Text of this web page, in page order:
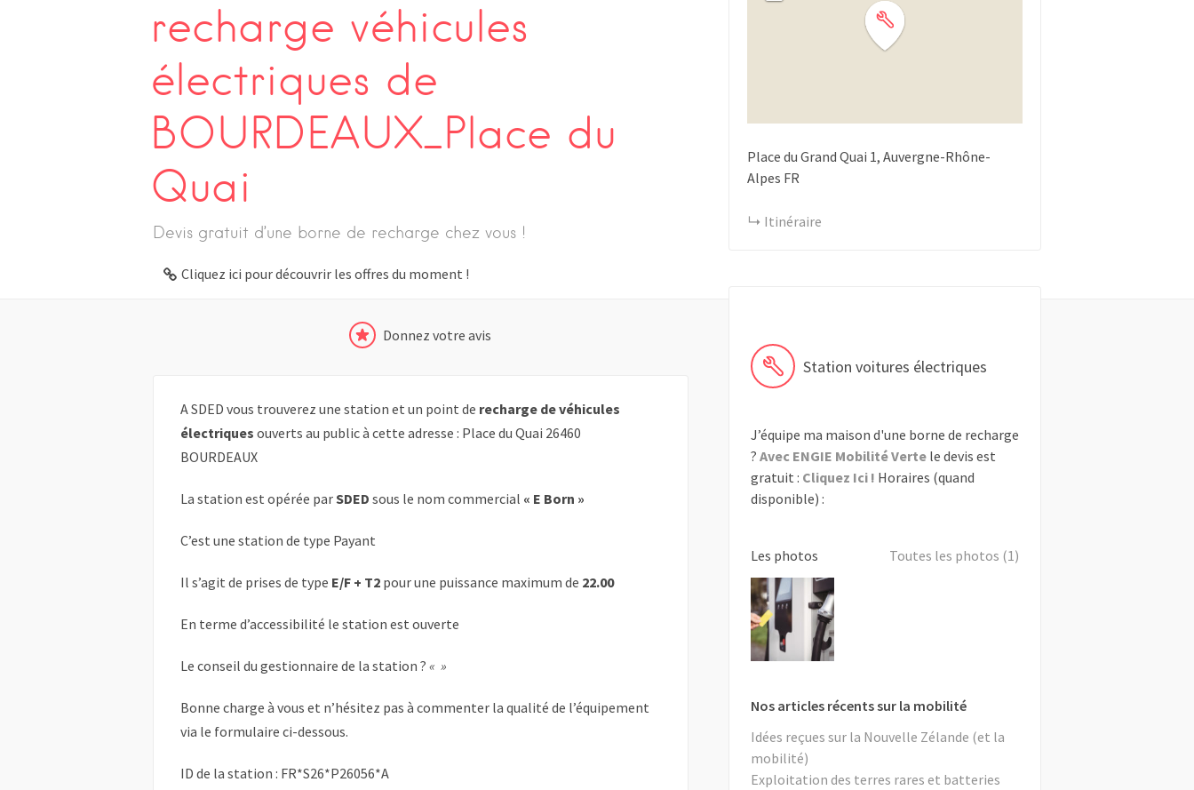
recharge véhicules
électriques de
BOURDEAUX_Place du
Quai
Devis gratuit d’une borne de recharge chez vous !
Cliquez ici pour découvrir les offres du moment !
Donnez votre avis
A SDED vous trouverez une station et un point de recharge de véhicules
électriques ouverts au public à cette adresse : Place du Quai 26460
BOURDEAUX
La station est opérée parSDED sous le nom commercial « E Born »
C’est une station de type Payant
Il s’agit de prises de type E/F + T2 pour une puissance maximum de 22.00
En terme d’accessibilité le station est ouverte
Le conseil du gestionnaire de la station ? « »
Bonne charge à vous et n’hésitez pas à commenter la qualité de l’équipement
via le formulaire ci-dessous.
ID de la station : FR*S26*P26056*A
Place du Grand Quai 1 Auvergne-Rhône-
Alpes FR
Itinéraire
Station voitures électriques
J’équipe ma maison d'une borne de recharge
? Avec ENGIE Mobilité Vertele devis est
gratuit : Cliquez Ici ! Horaires (quand
disponible) :
Les photos Toutes les photos (1)
Nos articles récents sur la mobilité
Idées reçues sur la Nouvelle Zélande (et la
mobilité)
Exploitation des terres rares et batteries